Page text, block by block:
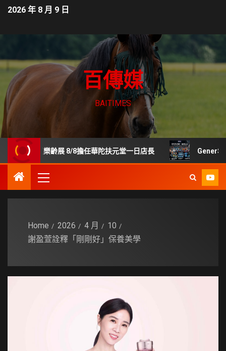
2026 年 8 月 9 日
百傳媒
BAITIMES
世貿樂齡展 8/8擔任華陀扶元堂一日店長 GenerStand 擬
Home 2026 4 月
10
謝盈萱詮釋「剛剛好」保養美學